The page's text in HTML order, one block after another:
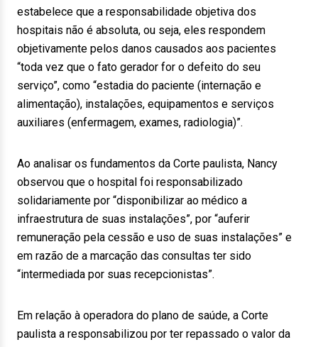
estabelece que a responsabilidade objetiva dos
hospitais não é absoluta, ou seja, eles respondem
objetivamente pelos danos causados aos pacientes
“toda vez que o fato gerador for o defeito do seu
serviço”, como “estadia do paciente (internação e
alimentação), instalações, equipamentos e serviços
auxiliares (enfermagem, exames, radiologia)”.
Ao analisar os fundamentos da Corte paulista, Nancy
observou que o hospital foi responsabilizado
solidariamente por “disponibilizar ao médico a
infraestrutura de suas instalações”, por “auferir
remuneração pela cessão e uso de suas instalações” e
em razão de a marcação das consultas ter sido
“intermediada por suas recepcionistas”.
Em relação à operadora do plano de saúde, a Corte
paulista a responsabilizou por ter repassado o valor da